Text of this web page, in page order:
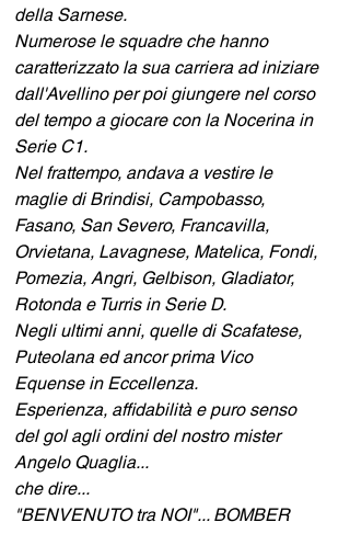
della Sarnese.
Numerose le squadre che hanno
caratterizzato la sua carriera ad iniziare
dall'Avellino per poi giungere nel corso
del tempo a giocare con la Nocerina in
Serie C1.
Nel frattempo, andava a vestire le
maglie di Brindisi, Campobasso,
Fasano, San Severo, Francavilla,
Orvietana, Lavagnese, Matelica, Fondi,
Pomezia, Angri, Gelbison, Gladiator,
Rotonda e Turris in Serie D.
Negli ultimi anni, quelle di Scafatese,
Puteolana ed ancor prima Vico
Equense in Eccellenza.
Esperienza, affidabilità e puro senso
del gol agli ordini del nostro mister
Angelo Quaglia...
che dire...
"BENVENUTO tra NOI"... BOMBER